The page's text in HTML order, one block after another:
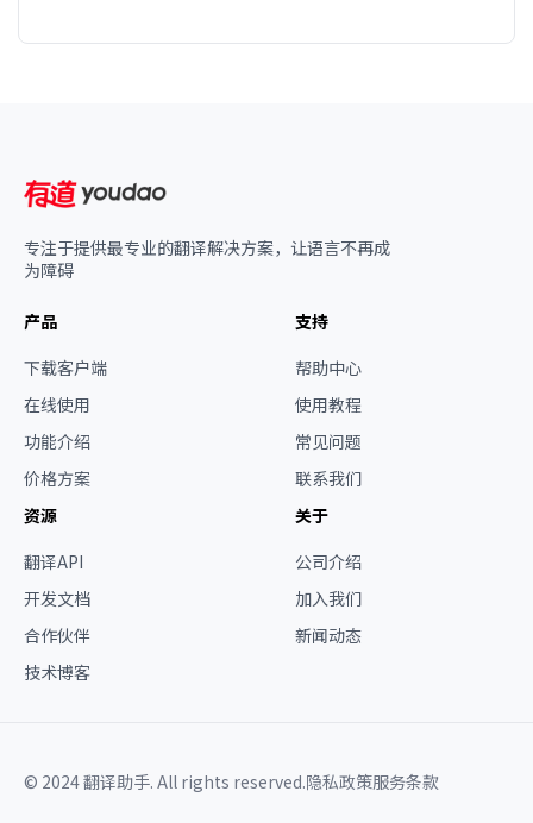
专注于提供最专业的翻译解决方案，让语言不再成
为障碍
产品
下载客户端
在线使用
功能介绍
价格方案
支持
帮助中心
使用教程
常见问题
联系我们
资源
翻译API
开发文档
合作伙伴
技术博客
关于
公司介绍
加入我们
新闻动态
© 2024 翻译助手. All rights reserved.隐私政策服务条款